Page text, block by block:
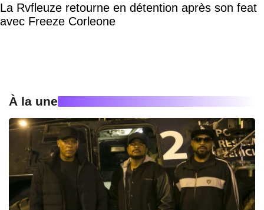
La Rvfleuze retourne en détention après son feat
avec Freeze Corleone
À la une